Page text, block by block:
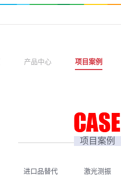
产品中心 项目案例
项目案例
进口品替代 激光测振